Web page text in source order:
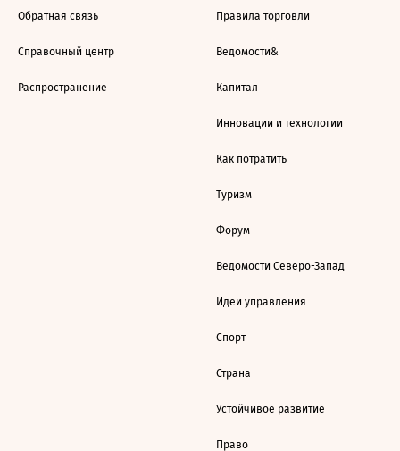
Обратная связь
Справочный центр
Распространение
Правила торговли
Ведомости&
Капитал
Инновации и технологии
Как потратить
Туризм
Форум
Ведомости Северо-Запад
Идеи управления
Спорт
Страна
Устойчивое развитие
Право